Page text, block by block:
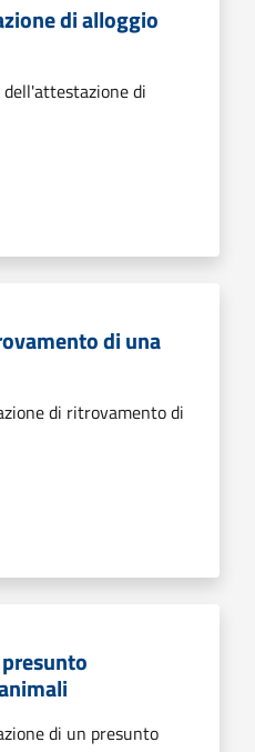
di alloggio
di
di una
di ritrovamento di
di un presunto